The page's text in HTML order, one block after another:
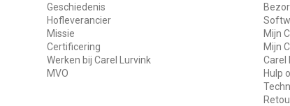
Geschiedenis
Hofleverancier
Missie
Certificering
Werken bij Carel Lurvink
MVO
Mijn
Mijn
Carel
Hulp